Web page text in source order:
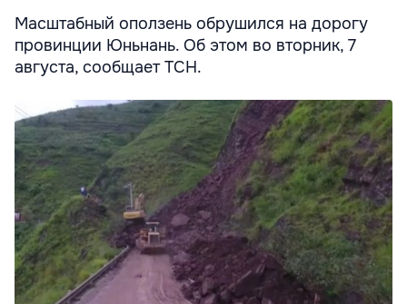
Масштабный оползень обрушился на дорогу
провинции Юньнань. Об этом во вторник, 7
августа, сообщает ТСН.